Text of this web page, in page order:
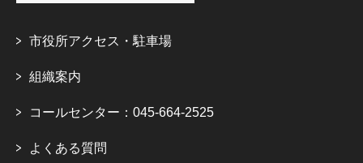
市役所アクセス・駐車場
組織案内
コールセンター：045-664-2525
よくある質問